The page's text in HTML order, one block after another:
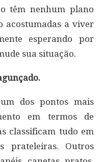
têm nenhum plano
acostumadas a viver
esperando por
sua situação.
dos pontos mais
em termos de
classificam tudo em
prateleiras. Outros